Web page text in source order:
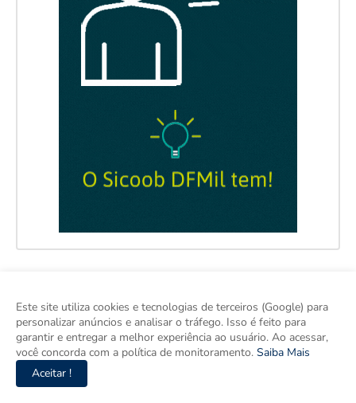
Este site utiliza cookies e tecnologias de terceiros (Google) para
personalizar anúncios e analisar o tráfego. Isso é feito para
garantir e entregar a melhor experiência ao usuário. Ao acessar,
você concorda com a política de monitoramento. Saiba Mais
Aceitar !